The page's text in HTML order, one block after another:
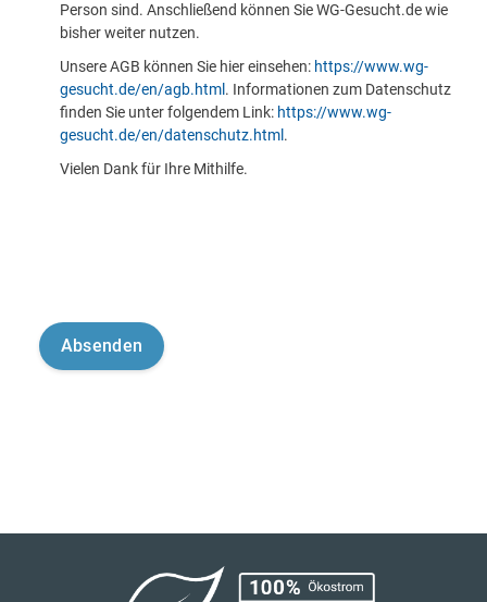
Person sind. Anschließend können Sie WG-Gesucht.de wie
bisher weiter nutzen.
Unsere AGB können Sie hier einsehen: https://www.wg-
gesucht.de/en/agb.html . Informationen zum Datenschutz
finden Sie unter folgendem Link: https://www.wg-
gesucht.de/en/datenschutz.html .
Vielen Dank für Ihre Mithilfe.